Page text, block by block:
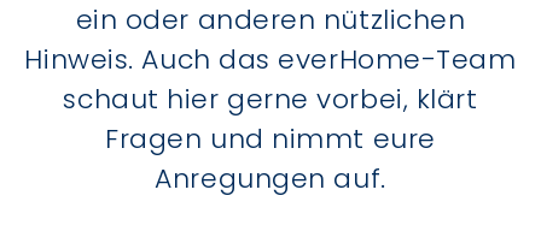
ein oder anderen nützlichen
Hinweis. Auch das everHome-Team
schaut hier gerne vorbei, klärt
Fragen und nimmt eure
Anregungen auf.